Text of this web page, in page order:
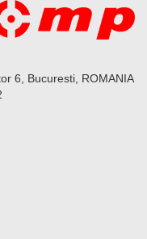
6, Bucuresti, ROMANIA